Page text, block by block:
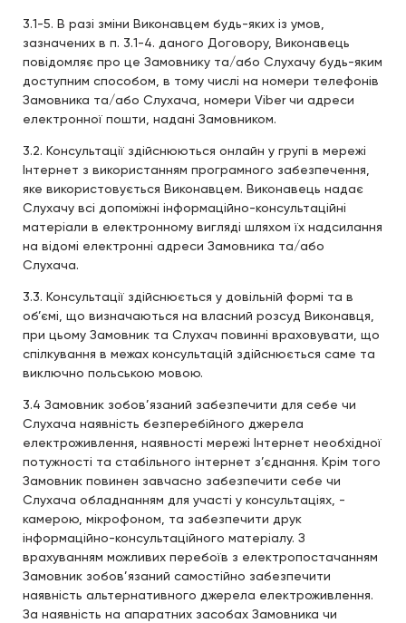
3.1-5. В разі зміни Виконавцем будь-яких із умов,
зазначених в п. 3.1-4. даного Договору, Виконавець
повідомляє про це Замовнику та/або Слухачу будь-яким
доступним способом, в тому числі на номери телефонів
Замовника та/або Слухача, номери Viber чи адреси
електронної пошти, надані Замовником.
3.2. Консультації здійснюються онлайн у групі в мережі
Інтернет з використанням програмного забезпечення,
яке використовується Виконавцем. Виконавець надає
Слухачу всі допоміжні інформаційно-консультаційні
матеріали в електронному вигляді шляхом їх надсилання
на відомі електронні адреси Замовника та/або
Слухача.
3.3. Консультації здійснюється у довільній формі та в
об’ємі, що визначаються на власний розсуд Виконавця,
при цьому Замовник та Слухач повинні враховувати, що
спілкування в межах консультацій здійснюється саме та
виключно польською мовою.
3.4 Замовник зобов’язаний забезпечити для себе чи
Слухача наявність безперебійного джерела
електроживлення, наявності мережі Інтернет необхідної
потужності та стабільного інтернет з’єднання. Крім того
Замовник повинен завчасно забезпечити себе чи
Слухача обладнанням для участі у консультаціях, -
камерою, мікрофоном, та забезпечити друк
інформаційно-консультаційного матеріалу. З
врахуванням можливих перебоїв з електропостачанням
Замовник зобов’язаний самостійно забезпечити
наявність альтернативного джерела електроживлення.
За наявність на апаратних засобах Замовника чи